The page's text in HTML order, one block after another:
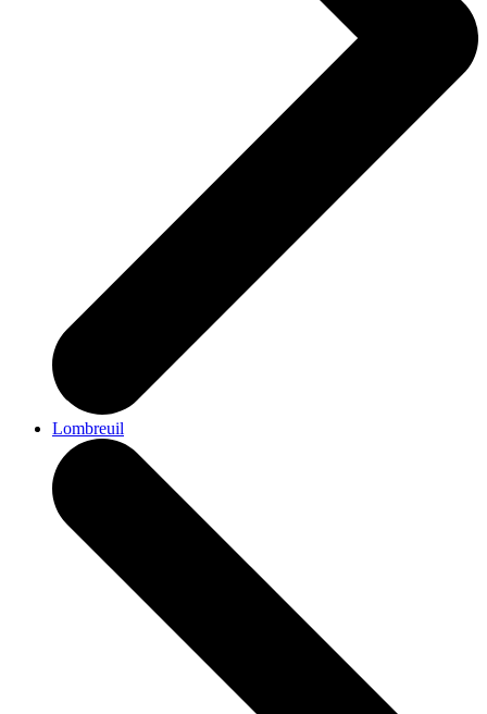
Lombreuil